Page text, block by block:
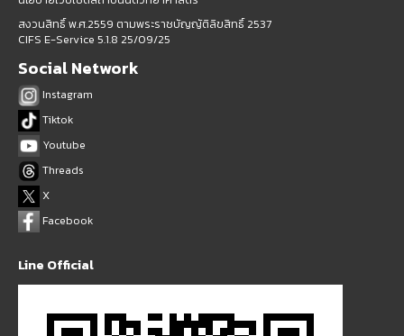
สงวนสิทธิ์ พ.ศ.2559 ตามพระราชบัญญัติลิขสิทธิ์ 2537
CIFS E-Service 5.1.8 25/09/25
Social Network
Instagram
Tiktok
Youtube
Threads
X
Facebook
Line Official